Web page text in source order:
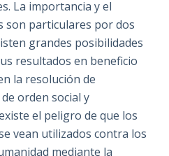
La importancia y el
son particulares por dos
grandes posibilidades
resultados en beneficio
la resolución de
orden social y
el peligro de que los
vean utilizados contra los
mediante la